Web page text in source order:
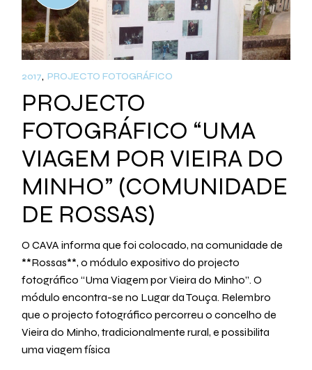
2017 PROJECTO FOTOGRÁFICO
PROJECTO
FOTOGRÁFICO “UMA
VIAGEM POR VIEIRA DO
MINHO” (COMUNIDADE
DE ROSSAS)
O CAVA informa que foi colocado, na comunidade de
**Rossas**, o módulo expositivo do projecto
fotográfico “Uma Viagem por Vieira do Minho”. O
módulo encontra-se no Lugar da Touça. Relembro
que o projecto fotográfico percorreu o concelho de
Vieira do Minho, tradicionalmente rural, e possibilita
uma viagem física